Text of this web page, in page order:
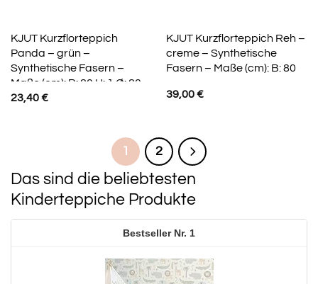
KJUT Kurzflorteppich
Panda – grün –
Synthetische Fasern –
Maße (cm): B: 80 H: 1 Ø: 80
23,40€
KJUT Kurzflorteppich Reh –
creme – Synthetische
Fasern – Maße (cm): B: 80
39,00€
1 2
Das sind die beliebtesten
Kinderteppiche Produkte
1